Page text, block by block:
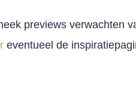
previews verwachten
eventueel de